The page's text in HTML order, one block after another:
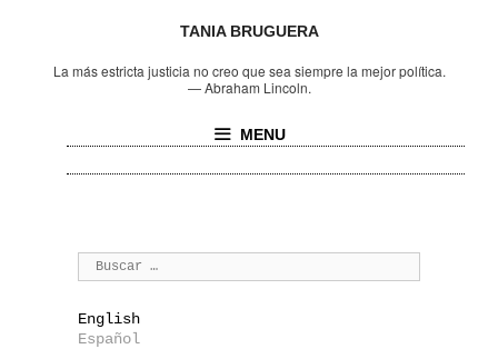
TANIA BRUGUERA
La más estricta justicia no creo que sea siempre la mejor política.
—Abraham Lincoln.
MENU
English
Español